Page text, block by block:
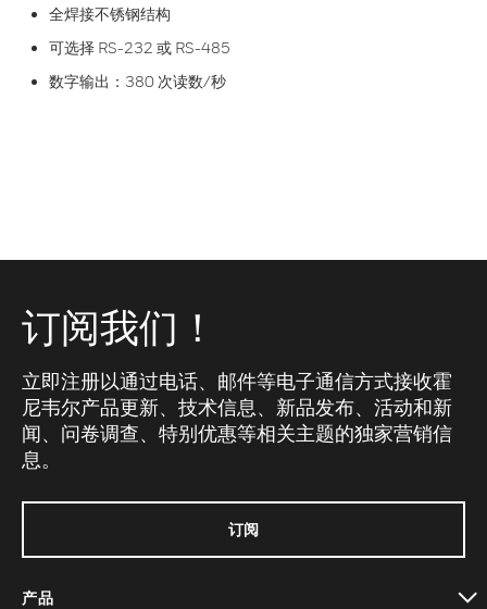
全焊接不锈钢结构
可选择 RS-232 或 RS-485
数字输出：380 次读数/秒
订阅我们！
立即注册以通过电话、邮件等电子通信方式接收霍
尼韦尔产品更新、技术信息、新品发布、活动和新
闻、问卷调查、特别优惠等相关主题的独家营销信
息。
订阅
产品